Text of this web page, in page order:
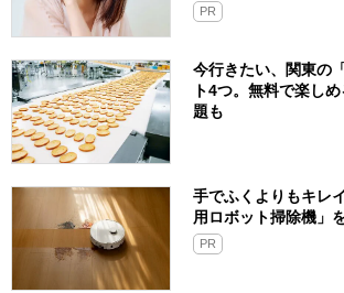
PR
今行きたい、関東の
ト4つ。無料で楽し
題も
手でふくよりもキレ
用ロボット掃除機」
PR